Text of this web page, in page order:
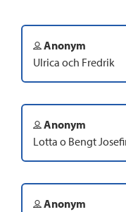
Anonym
Ulrica och Fredrik
Anonym
Lotta o Bengt
Anonym